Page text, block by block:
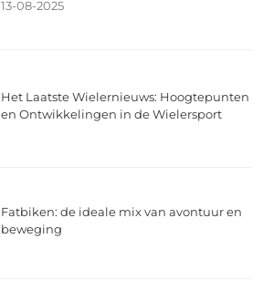
13-08-2025
Het Laatste Wielernieuws: Hoogtepunten
en Ontwikkelingen in de Wielersport
Fatbiken: de ideale mix van avontuur en
beweging